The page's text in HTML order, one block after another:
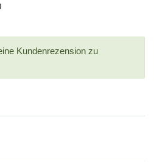
Kundenrezension zu